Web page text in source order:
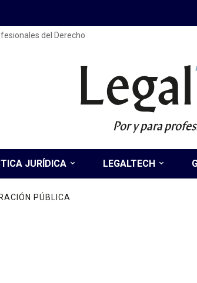
del Derecho
Legal
Por y para
JURÍDICA LEGALTECH
PÚBLICA